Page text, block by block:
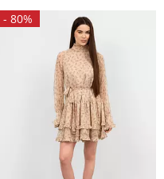
- 80%